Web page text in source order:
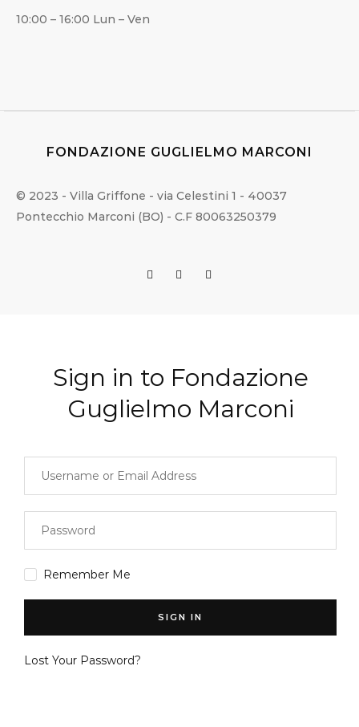
10:00 – 16:00 Lun – Ven
FONDAZIONE GUGLIELMO MARCONI
© 2023 - Villa Griffone - via Celestini 1 - 40037
Pontecchio Marconi (BO) - C.F 80063250379
Sign in to Fondazione
Guglielmo Marconi
Remember Me
SIGN IN
Lost Your Password?